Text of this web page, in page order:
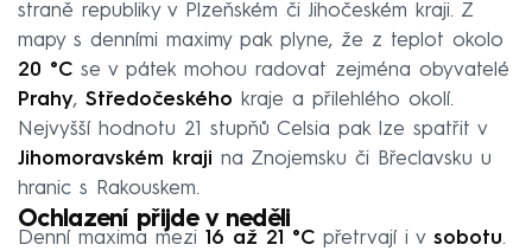
straně republiky v Plzeňském či Jihočeském kraji. Z
mapy s denními maximy pak plyne, že z teplot okolo
20 °C se v pátek mohou radovat zejména obyvatelé
Prahy, Středočeského kraje a přilehlého okolí.
Nejvyšší hodnotu 21 stupňů Celsia pak lze spatřit v
Jihomoravském kraji na Znojemsku či Břeclavsku u
hranic s Rakouskem.
Ochlazení přijde v neděli
Denní maxima mezi 16 až 21 °C přetrvají i v sobotu.